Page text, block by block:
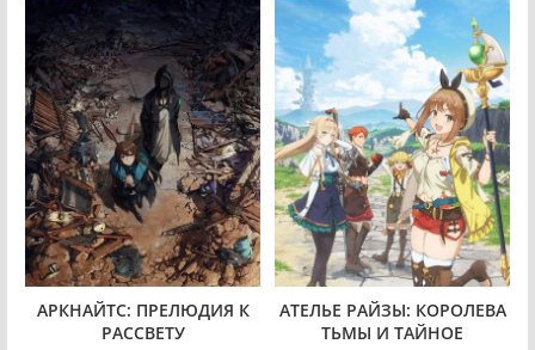
АРКНАЙТС: ПРЕЛЮДИЯ К
РАССВЕТУ
АТЕЛЬЕ РАЙЗЫ: КОРОЛЕВА
ТЬМЫ И ТАЙНОЕ